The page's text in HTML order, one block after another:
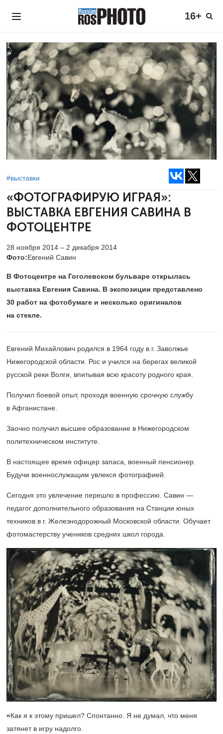
16+
#выставки
«ФОТОГРАФИРУЮ ИГРАЯ»:
ВЫСТАВКА ЕВГЕНИЯ САВИНА В
ФОТОЦЕНТРЕ
28 ноября 2014 – 2 декабря 2014
Фото:Евгений Савин
В Фотоцентре на Гоголевском бульваре открылась
выставка Евгения Савина. В экспозиции представлено
30 работ на фотобумаге и несколько оригиналов
на стекле.
Евгений Михайлович родился в 1964 году в г. Заволжье
Нижегородской области. Рос и учился на берегах великой
русской реки Волги, впитывая всю красоту родного края.
Получил боевой опыт, проходя военную срочную службу
в Афганистане.
Заочно получил высшее образование в Нижегородском
политехническом институте.
В настоящее время офицер запаса, военный пенсионер.
Будучи военнослужащим увлекся фотографией.
Сегодня это увлечение перешло в профессию. Савин —
педагог дополнительного образования на Станции юных
техников в г. Железнодорожный Московской области. Обучает
фотомастерству учеников средних школ города.
«Как я к этому пришел? Спонтанно. Я не думал, что меня
затянет в игру надолго.